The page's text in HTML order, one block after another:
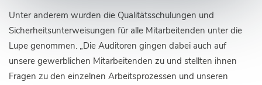
Unter anderem wurden die Qualitätsschulungen und
Sicherheitsunterweisungen für alle Mitarbeitenden unter die
Lupe genommen. „Die Auditoren gingen dabei auch auf
unsere gewerblichen Mitarbeitenden zu und stellten ihnen
Fragen zu den einzelnen Arbeitsprozessen und unseren